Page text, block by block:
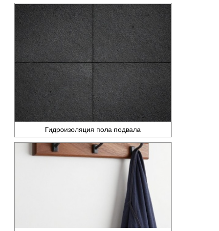
Гидроизоляция пола подвала